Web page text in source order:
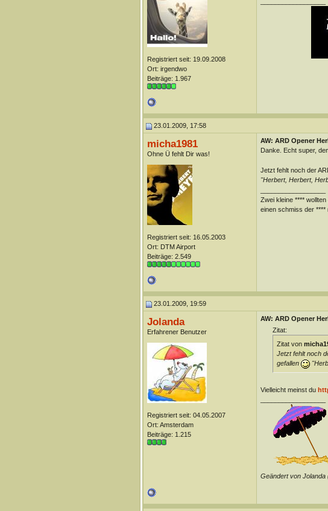
Registriert seit: 19.09.2008
Ort: irgendwo
Beiträge: 1.967
23.01.2009, 17:58
micha1981
Ohne Ü fehlt Dir was!
Registriert seit: 16.05.2003
Ort: DTM Airport
Beiträge: 2.549
AW: ARD Opener
Danke. Echt super,
Jetzt fehlt noch der
"Herbert, Herbert,
Zwei kleine ****
einen schmiss der ****
23.01.2009, 19:59
Jolanda
Erfahrener Benutzer
Registriert seit: 04.05.2007
Ort: Amsterdam
Beiträge: 1.215
AW: ARD Opener
Zitat:
Zitat von
Jetzt fehlt noch
gefallen
Vielleicht meinst du
Geändert von Jolanda